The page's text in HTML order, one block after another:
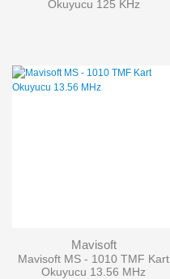
Okuyucu 125 KHz
Mavisoft
Mavisoft MS - 1010 TMF Kart
Okuyucu 13.56 MHz